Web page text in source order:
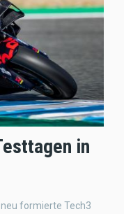
in
neu formierte Tech3